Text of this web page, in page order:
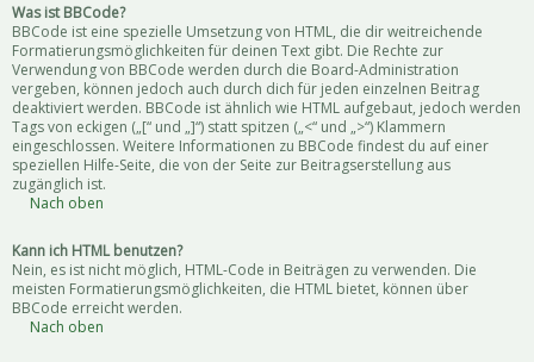
Was ist BBCode?
BBCode ist eine spezielle Umsetzung von HTML, die dir weitreichende
Formatierungsmöglichkeiten für deinen Text gibt. Die Rechte zur
Verwendung von BBCode werden durch die Board-Administration
vergeben, können jedoch auch durch dich für jeden einzelnen Beitrag
deaktiviert werden. BBCode ist ähnlich wie HTML aufgebaut, jedoch werden
Tags von eckigen („[“ und „]“) statt spitzen („<“ und „>“) Klammern
eingeschlossen. Weitere Informationen zu BBCode findest du auf einer
speziellen Hilfe-Seite, die von der Seite zur Beitragserstellung aus
zugänglich ist.
Nach oben
Kann ich HTML benutzen?
Nein, es ist nicht möglich, HTML-Code in Beiträgen zu verwenden. Die
meisten Formatierungsmöglichkeiten, die HTML bietet, können über
BBCode erreicht werden.
Nach oben